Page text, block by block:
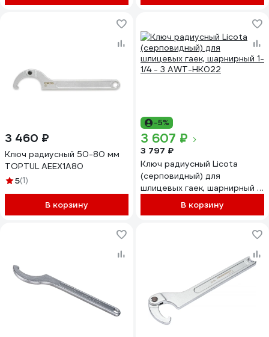
3 460 ₽
Ключ радиусный 50-80 мм
TOPTUL AEEX1A80
5(1)
В корзину
-5%
3 607 ₽
3 797 ₽
Ключ радиусный Licota
(серповидный) для
шлицевых гаек, шарнирный 1-
1/4 - 3 AWT-HK022
В корзину